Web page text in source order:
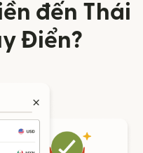
đến Thái
Điển?